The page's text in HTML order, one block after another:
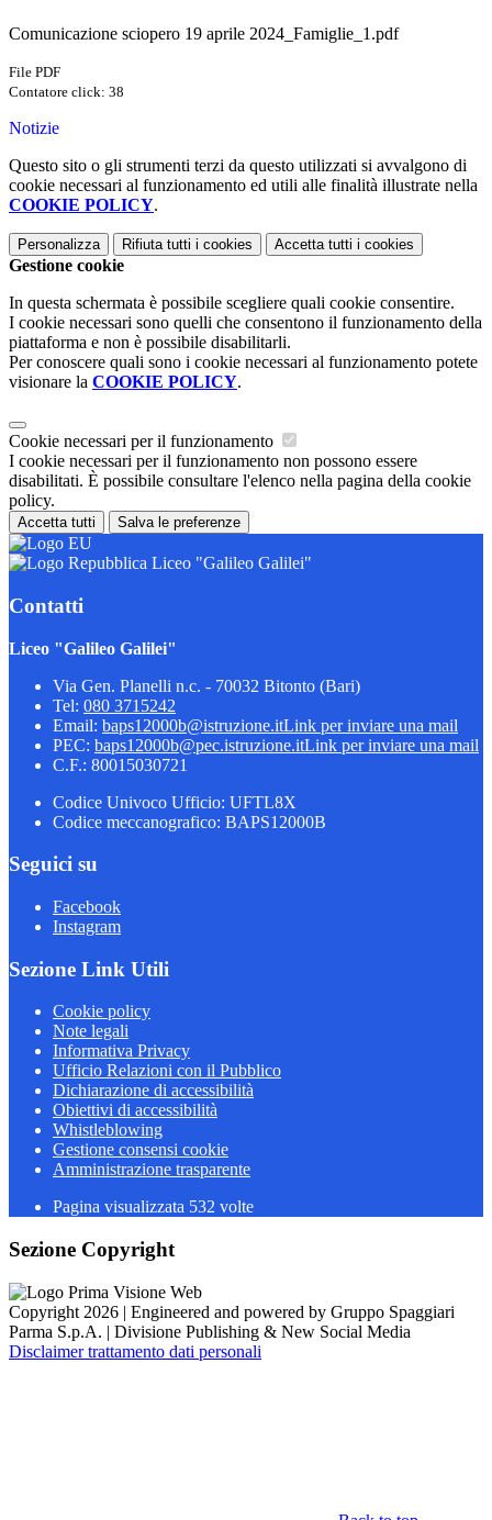
Comunicazione sciopero 19 aprile 2024_Famiglie_1.pdf
File PDF
Contatore click: 38
Notizie
Questo sito o gli strumenti terzi da questo utilizzati si avvalgono di
cookie necessari al funzionamento ed utili alle finalità illustrate nella
COOKIE POLICY.
Personalizza Rifiuta tutti i cookies Accetta tutti i cookies
Gestione cookie
In questa schermata è possibile scegliere quali cookie consentire.
I cookie necessari sono quelli che consentono il funzionamento della
piattaforma e non è possibile disabilitarli.
Per conoscere quali sono i cookie necessari al funzionamento potete
visionare la COOKIE POLICY.
Cookie necessari per il funzionamento
I cookie necessari per il funzionamento non possono essere
disabilitati. È possibile consultare l'elenco nella pagina della cookie
policy.
Accetta tutti Salva le preferenze
Liceo "Galileo Galilei"
Contatti
Liceo "Galileo Galilei"
Via Gen. Planelli n.c. - 70032 Bitonto (Bari)
Tel: 080 3715242
Email: baps12000b@istruzione.itLink per inviare una mail
PEC: baps12000b@pec.istruzione.itLink per inviare una mail
C.F.: 80015030721
Codice Univoco Ufficio: UFTL8X
Codice meccanografico: BAPS12000B
Seguici su
Facebook
Instagram
Sezione Link Utili
Cookie policy
Note legali
Informativa Privacy
Ufficio Relazioni con il Pubblico
Dichiarazione di accessibilità
Obiettivi di accessibilità
Whistleblowing
Gestione consensi cookie
Amministrazione trasparente
Pagina visualizzata 532 volte
Sezione Copyright
Copyright 2026 | Engineered and powered by Gruppo Spaggiari
Parma S.p.A. | Divisione Publishing & New Social Media
Disclaimer trattamento dati personali